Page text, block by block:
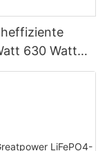
630 Watt